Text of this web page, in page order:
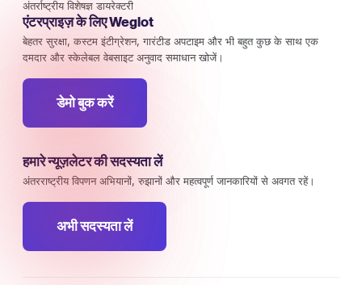
अंतर्राष्ट्रीय विशेषज्ञ डायरेक्टरी
एंटरप्राइज़ के लिए Weglot
बेहतर सुरक्षा, कस्टम इंटीग्रेशन, गारंटीड अपटाइम और भी बहुत कुछ के साथ एक
दमदार और स्केलेबल वेबसाइट अनुवाद समाधान खोजें।
डेमो बुक करें
हमारे न्यूज़लेटर की सदस्यता लें
अंतरराष्ट्रीय विपणन अभियानों, रुझानों और महत्वपूर्ण जानकारियों से अवगत रहें।
अभी सदस्यता लें